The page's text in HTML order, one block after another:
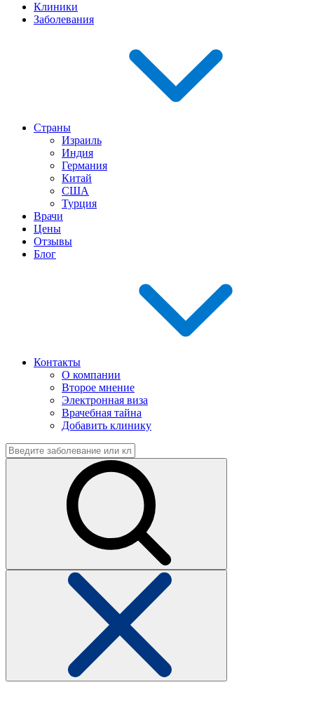
Клиники
Заболевания
Страны
Израиль
Индия
Германия
Китай
США
Турция
Врачи
Цены
Отзывы
Блог
Контакты
О компании
Второе мнение
Электронная виза
Врачебная тайна
Добавить клинику